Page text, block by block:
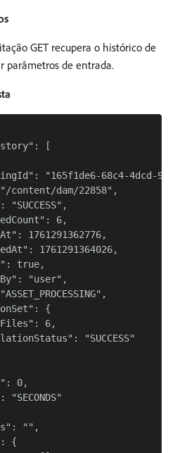
GET recupera o histórico de
parâmetros de entrada.
[
"165f1de6-68c4-4dcd-9223-
content/dam/22858",
"SUCCESS",
6,
1761291362776,
1761291364026,
true,
"user",
{
6,
"SUCCESS"
0,
"SECONDS"
"",
{